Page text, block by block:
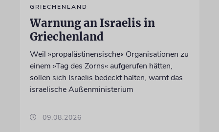
GRIECHENLAND
Warnung an Israelis in
Griechenland
Weil »propalästinensische« Organisationen zu
einem »Tag des Zorns« aufgerufen hätten,
sollen sich Israelis bedeckt halten, warnt das
israelische Außenministerium
09.08.2026